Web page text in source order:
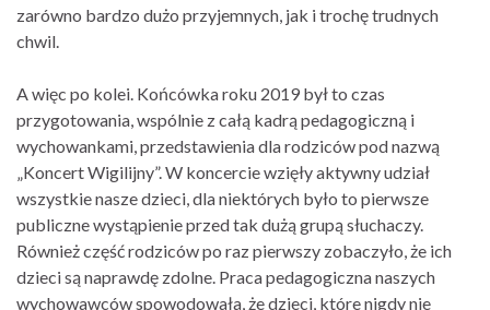
zarówno bardzo dużo przyjemnych, jak i trochę trudnych
chwil.
A więc po kolei. Końcówka roku 2019 był to czas
przygotowania, wspólnie z całą kadrą pedagogiczną i
wychowankami, przedstawienia dla rodziców pod nazwą
„Koncert Wigilijny”. W koncercie wzięły aktywny udział
wszystkie nasze dzieci, dla niektórych było to pierwsze
publiczne wystąpienie przed tak dużą grupą słuchaczy.
Również część rodziców po raz pierwszy zobaczyło, że ich
dzieci są naprawdę zdolne. Praca pedagogiczna naszych
wychowawców spowodowała, że dzieci, które nigdy nie